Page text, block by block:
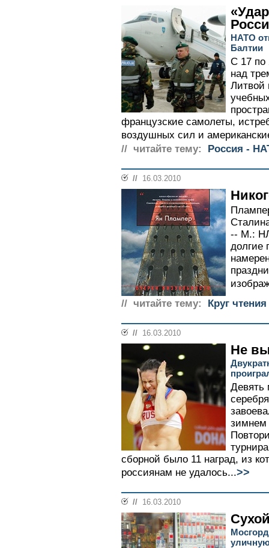
НАТО
Балтии
С 17 по
над
Литвой
французские самолеты,
воздушных сил и
// читайте тему:
Россия -
// 16.03.2010
-- М.:
долгие
// читайте тему:
Круг чтения
// 16.03.2010
Не
Девять
зимнем
сборной было 11 наград, из
россиянам не удалось...>>
// 16.03.2010